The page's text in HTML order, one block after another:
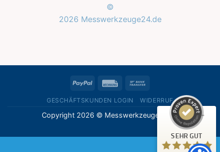
©
2026 Messwerkzeuge24.de
PayPal Rechung
GESCHÄFTSKUNDEN LOGIN WIDERRUF
Copyright 2026 © Messwerkzeuge24.de
SEHR GUT
1
Bewertung auf ProvenExpert.com